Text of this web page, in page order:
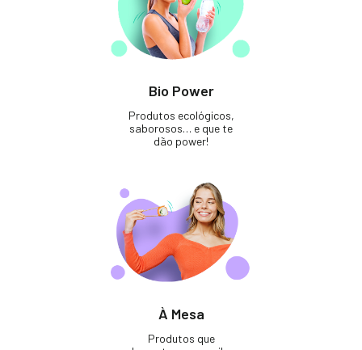
Bio Power
Produtos ecológicos,
saborosos… e que te
dão power!
À Mesa
Produtos que